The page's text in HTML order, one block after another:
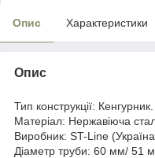
Опис Характеристики
Опис
Тип конструкції:
Матеріал: Нержавіюча
Виробник: ST-Line
Діаметр труби: 60 мм/ 51